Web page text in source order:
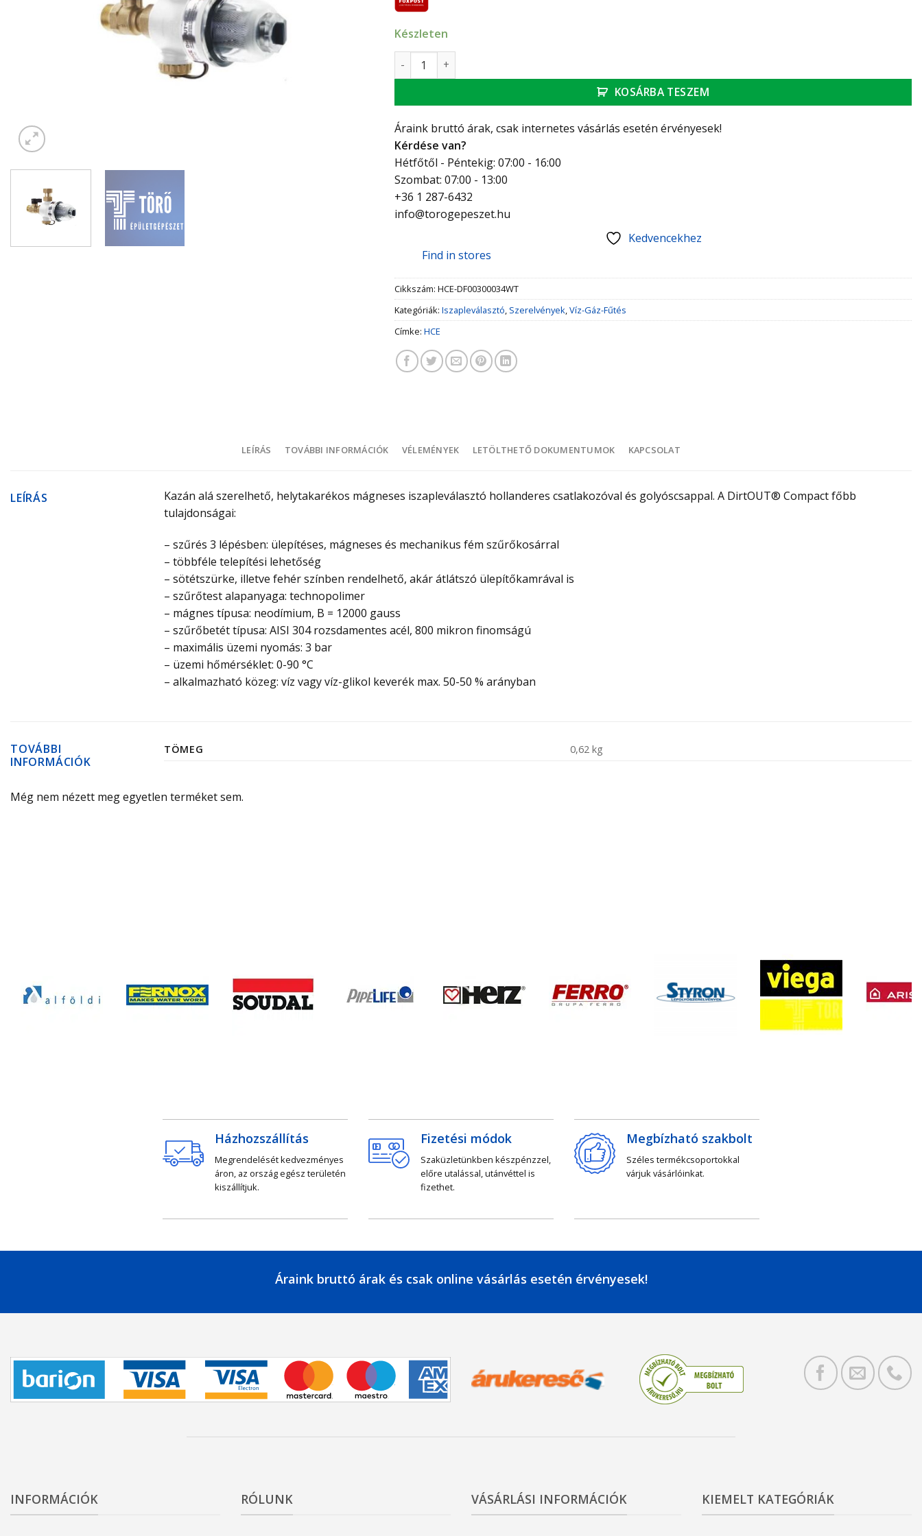
Készleten
HCE DirtOut Compact 3/4"-os mágneses iszapleválasztó mechanikus szűrővel, átlátszó/fehér mennyiség
KOSÁRBA TESZEM
Áraink bruttó árak, csak internetes vásárlás esetén érvényesek!
Kérdése van?
Hétfőtől - Péntekig: 07:00 - 16:00
Szombat: 07:00 - 13:00
+36 1 287-6432
info@torogepeszet.hu
Kedvencekhez
Find in stores
Cikkszám: HCE-DF00300034WT
Kategóriák: Iszapleválasztó Szerelvények Víz-Gáz-Fűtés
Címke: HCE
LEÍRÁS TOVÁBBI INFORMÁCIÓK VÉLEMÉNYEK LETÖLTHETŐ DOKUMENTUMOK KAPCSOLAT
LEÍRÁS
Kazán alá szerelhető, helytakarékos mágneses iszapleválasztó hollanderes csatlakozóval és golyóscsappal. A DirtOUT® Compact főbb
tulajdonságai:
– szűrés 3 lépésben: ülepítéses, mágneses és mechanikus fém szűrőkosárral
– többféle telepítési lehetőség
– sötétszürke, illetve fehér színben rendelhető, akár átlátszó ülepítőkamrával is
– szűrőtest alapanyaga: technopolimer
– mágnes típusa: neodímium, B = 12000 gauss
– szűrőbetét típusa: AISI 304 rozsdamentes acél, 800 mikron finomságú
– maximális üzemi nyomás: 3 bar
– üzemi hőmérséklet: 0-90 °C
– alkalmazható közeg: víz vagy víz-glikol keverék max. 50-50 % arányban
TOVÁBBI
INFORMÁCIÓK
TÖMEG 0,62 kg
Még nem nézett meg egyetlen terméket sem.
Házhozszállítás
Megrendelését kedvezményes
áron, az ország egész területén
kiszállítjuk.
Fizetési módok
Szaküzletünkben készpénzzel,
előre utalással, utánvéttel is
fizethet.
Megbízható szakbolt
Széles termékcsoportokkal
várjuk vásárlóinkat.
Áraink bruttó árak és csak online vásárlás esetén érvényesek!
INFORMÁCIÓK RÓLUNK VÁSÁRLÁSI INFORMÁCIÓK KIEMELT KATEGÓRIÁK